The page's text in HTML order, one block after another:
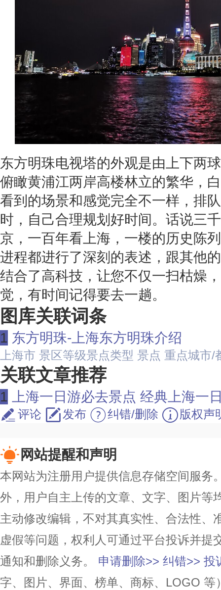
东方明珠电视塔的外观是由上下两
俯瞰黄浦江两岸高楼林立的繁华，
看到的场景和感觉完全不一样，排
时，自己合理规划好时间。话说三
京，一百年看上海，一楼的历史陈
进程都进行了深刻的表述，跟其他
结合了高科技，让您不仅一扫枯燥
觉，有时间记得要去一趟。
图库关联词条
1 东方明珠-上海东方明珠介绍
上海市 景区等级景点类型 景点 重点城市/
关联文章推荐
1 上海一日游必去景点 经典上海一日游最佳路线
评论 发布 纠错/删除 版权声
网站提醒和声明
本网站为注册用户提供信息存储空间服务
外，用户自主上传的文章、文字、图片等
主动修改编辑，不对其真实性、合法性、
虚假等问题，权利人可通过平台投诉并提
通知和删除义务。
申请删除>> 纠错>> 投
字、图片、界面、榜单、商标、LOGO